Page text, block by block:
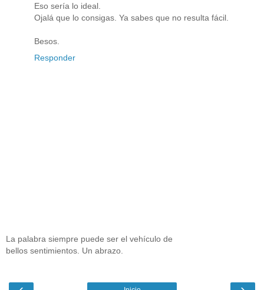
Eso sería lo ideal.
Ojalá que lo consigas. Ya sabes que no resulta fácil.
Besos.
Responder
La palabra siempre puede ser el vehículo de
bellos sentimientos. Un abrazo.